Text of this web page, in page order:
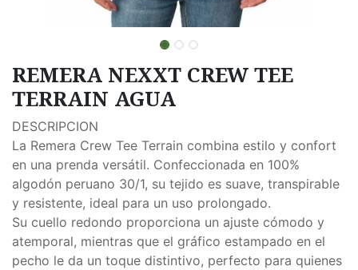
REMERA NEXXT CREW TEE
TERRAIN AGUA
DESCRIPCION
La Remera Crew Tee Terrain combina estilo y confort
en una prenda versátil. Confeccionada en 100%
algodón peruano 30/1, su tejido es suave, transpirable
y resistente, ideal para un uso prolongado.
Su cuello redondo proporciona un ajuste cómodo y
atemporal, mientras que el gráfico estampado en el
pecho le da un toque distintivo, perfecto para quienes